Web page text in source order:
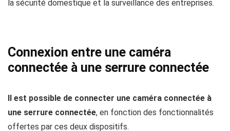
la sécurité domestique et la surveillance des entreprises.
Connexion entre une caméra
connectée à une serrure connectée
Il est possible de connecter une caméra connectée à
une serrure connectée, en fonction des fonctionnalités
offertes par ces deux dispositifs.